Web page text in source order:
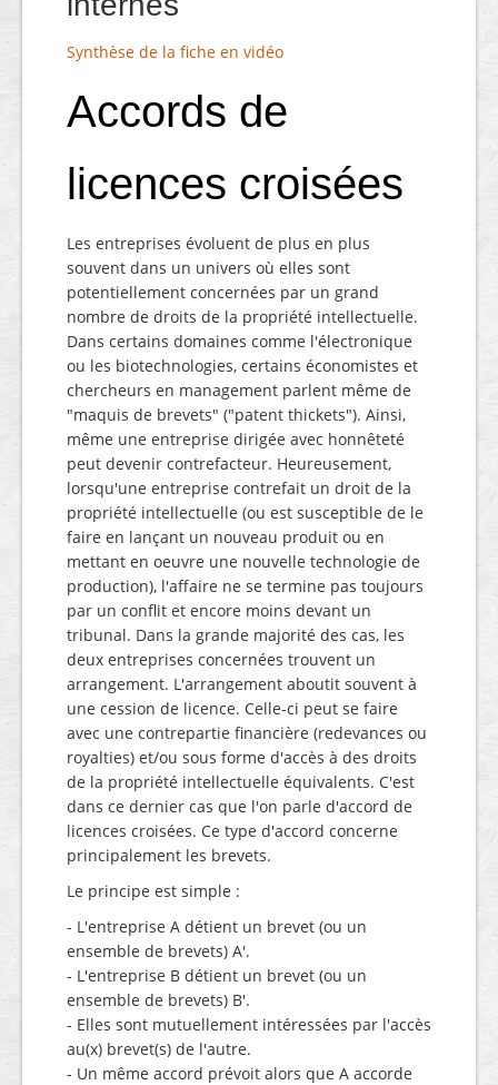
Synthèse de la fiche en vidéo
Accords de
licences croisées
Les entreprises évoluent de plus en plus
souvent dans un univers où elles sont
potentiellement concernées par un grand
nombre de droits de la propriété intellectuelle.
Dans certains domaines comme l'électronique
ou les biotechnologies, certains économistes et
chercheurs en management parlent même de
"maquis de brevets" ("patent thickets"). Ainsi,
même une entreprise dirigée avec honnêteté
peut devenir contrefacteur. Heureusement,
lorsqu'une entreprise contrefait un droit de la
propriété intellectuelle (ou est susceptible de le
faire en lançant un nouveau produit ou en
mettant en oeuvre une nouvelle technologie de
production), l'affaire ne se termine pas toujours
par un conflit et encore moins devant un
tribunal. Dans la grande majorité des cas, les
deux entreprises concernées trouvent un
arrangement. L'arrangement aboutit souvent à
une cession de licence. Celle-ci peut se faire
avec une contrepartie financière (redevances ou
royalties) et/ou sous forme d'accès à des droits
de la propriété intellectuelle équivalents. C'est
dans ce dernier cas que l'on parle d'accord de
licences croisées. Ce type d'accord concerne
principalement les brevets.
Le principe est simple :
- L'entreprise A détient un brevet (ou un
ensemble de brevets) A'.
- L'entreprise B détient un brevet (ou un
ensemble de brevets) B'.
- Elles sont mutuellement intéressées par l'accès
au(x) brevet(s) de l'autre.
- Un même accord prévoit alors que A accorde